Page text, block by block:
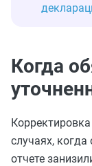
Когда
случаях,
отчете